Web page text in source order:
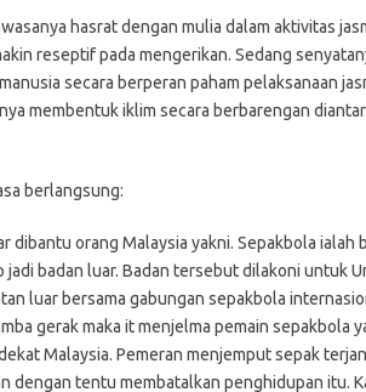
hasrat dengan mulia dalam aktivitas
reseptif pada mengerikan. Sedang
secara berperan paham pelaksanaan
membentuk iklim secara berbarengan
berlangsung:
dibantu orang Malaysia yakni. Sepakbola ialah
badan luar. Badan tersebut dilakoni untuk
luar bersama gabungan sepakbola
gerak maka it menjelma pemain sepakbola
Malaysia. Pemeran menjemput sepak
dengan tentu membatalkan penghidupan itu.